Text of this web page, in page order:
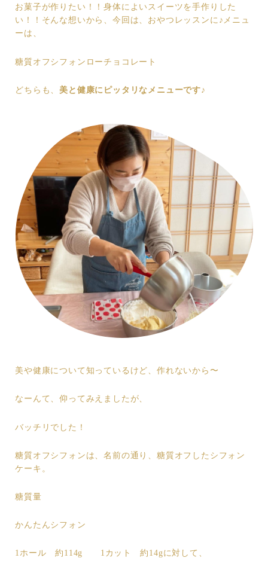
お菓子が作りたい！！身体によいスイーツを手作りした
い！！そんな想いから、今回は、おやつレッスンに♪メニュ
ーは、
糖質オフシフォンローチョコレート
どちらも、美と健康にピッタリなメニューです♪
美や健康について知っているけど、作れないから〜
なーんて、仰ってみえましたが、
バッチリでした！
糖質オフシフォンは、名前の通り、糖質オフしたシフォン
ケーキ。
糖質量
かんたんシフォン
1ホール 約114g 1カット 約14gに対して、